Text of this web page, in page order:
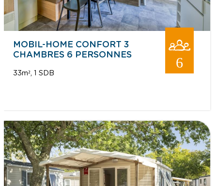
MOBIL-HOME CONFORT 3
CHAMBRES 6 PERSONNES
33m² 1 SDB
6